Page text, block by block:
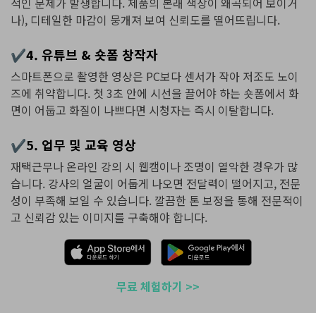
나), 디테일한 마감이 뭉개져 보여 신뢰도를 떨어뜨립니다.
✔4. 유튜브 & 숏폼 창작자
스마트폰으로 촬영한 영상은 PC보다 센서가 작아 저조도 노이
즈에 취약합니다. 첫 3초 안에 시선을 끌어야 하는 숏폼에서 화
면이 어둡고 화질이 나쁘다면 시청자는 즉시 이탈합니다.
✔5. 업무 및 교육 영상
재택근무나 온라인 강의 시 웹캠이나 조명이 열악한 경우가 많
습니다. 강사의 얼굴이 어둡게 나오면 전달력이 떨어지고, 전문
성이 부족해 보일 수 있습니다. 깔끔한 톤 보정을 통해 전문적이
고 신뢰감 있는 이미지를 구축해야 합니다.
무료 체험하기 >>